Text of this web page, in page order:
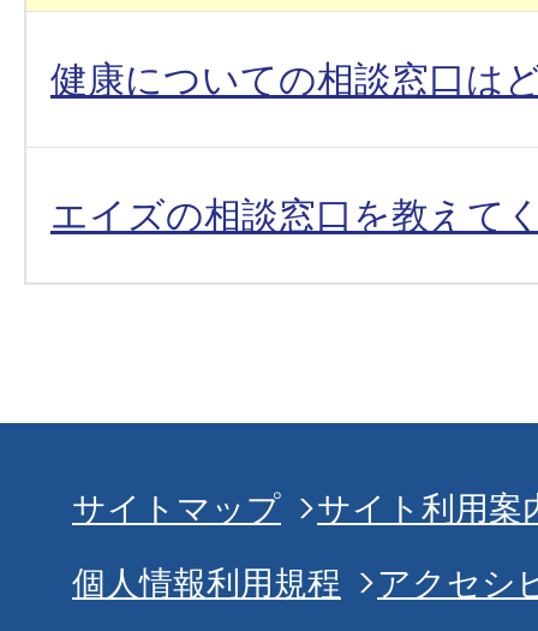
健康についての相談窓口は
エイズの相談窓口を教えて
サイトマップ
サイト利用案
個人情報利用規程
アクセシ